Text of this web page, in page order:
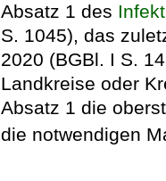
Absatz 1 des
S. 1045), das
2020 (BGBl. I S.
Landkreise oder
Absatz 1 die
die notwendigen